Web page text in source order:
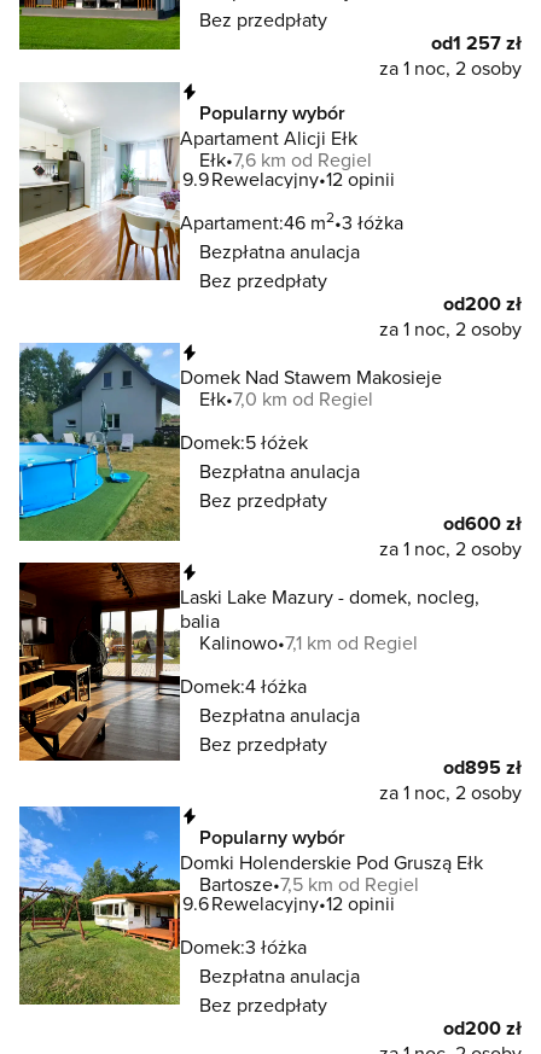
Bez przedpłaty
od1 257 zł
za 1 noc, 2 osoby
Popularny wybór
Apartament Alicji Ełk
Ełk 7,6 km od Regiel
9.9Rewelacyjny 12 opinii
Apartament:46 m2 3 łóżka
Bezpłatna anulacja
Bez przedpłaty
od200 zł
za 1 noc, 2 osoby
Domek Nad Stawem Makosieje
Ełk 7,0 km od Regiel
Domek:5 łóżek
Bezpłatna anulacja
Bez przedpłaty
od600 zł
za 1 noc, 2 osoby
Laski Lake Mazury - domek, nocleg,
balia
Kalinowo 7,1 km od Regiel
Domek:4 łóżka
Bezpłatna anulacja
Bez przedpłaty
od895 zł
za 1 noc, 2 osoby
Popularny wybór
Domki Holenderskie Pod Gruszą Ełk
Bartosze 7,5 km od Regiel
9.6Rewelacyjny 12 opinii
Domek:3 łóżka
Bezpłatna anulacja
Bez przedpłaty
od200 zł